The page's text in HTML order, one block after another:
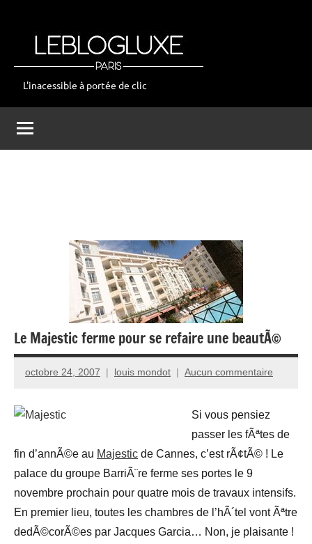
leblogluxe
L'inacessible à portée de clic
Le Majestic ferme pour se refaire une beautÃ©
octobre 24, 2007 louis mondot Aucun commentaire
Si vous pensiez
passer les fÃªtes de
fin d’annÃ©e au Majestic de Cannes, c’est rÃ¢tÃ© ! Le
palace du groupe BarriÃ¨re ferme ses portes le 9
novembre prochain pour quatre mois de travaux intensifs.
En premier lieu, toutes les chambres de l’hÃ´tel vont Ãªtre
dedÃ©corÃ©es par Jacques Garcia… Non, je plaisante !